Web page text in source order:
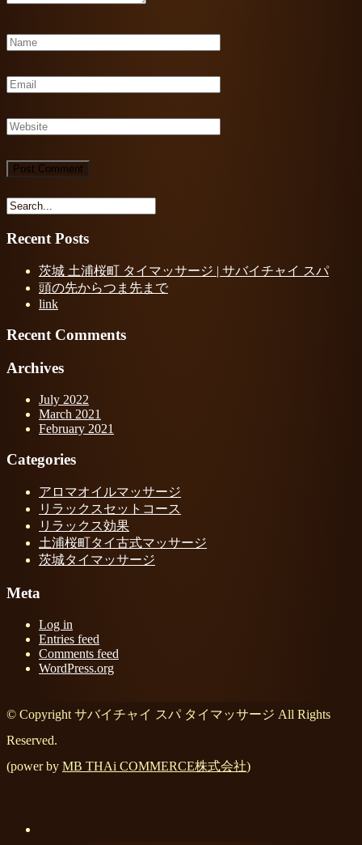
Recent Posts
茨城 土浦桜町 タイマッサージ | サバイチャイ スパ
頭の先からつま先まで
link
Recent Comments
Archives
July 2022
March 2021
February 2021
Categories
アロマオイルマッサージ
リラックスセットコース
リラックス効果
土浦桜町タイ古式マッサージ
茨城タイマッサージ
Meta
Log in
Entries feed
Comments feed
WordPress.org
© Copyright サバイチャイ スパ タイマッサージ All Rights
Reserved.
(power by MB THAi COMMERCE株式会社)